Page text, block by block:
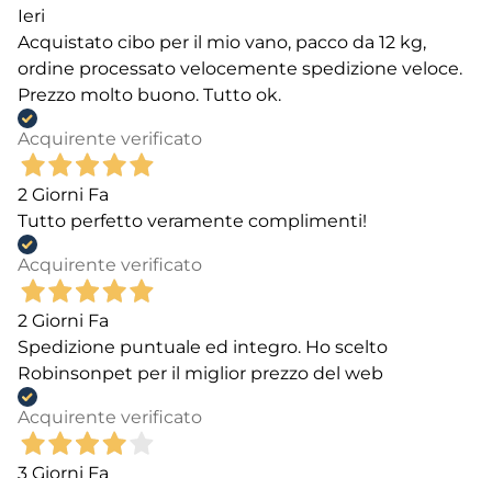
Ieri
Acquistato cibo per il mio vano, pacco da 12 kg,
ordine processato velocemente spedizione veloce.
Prezzo molto buono. Tutto ok.
Acquirente verificato
2 Giorni Fa
Tutto perfetto veramente complimenti!
Acquirente verificato
2 Giorni Fa
Spedizione puntuale ed integro. Ho scelto
Robinsonpet per il miglior prezzo del web
Acquirente verificato
3 Giorni Fa